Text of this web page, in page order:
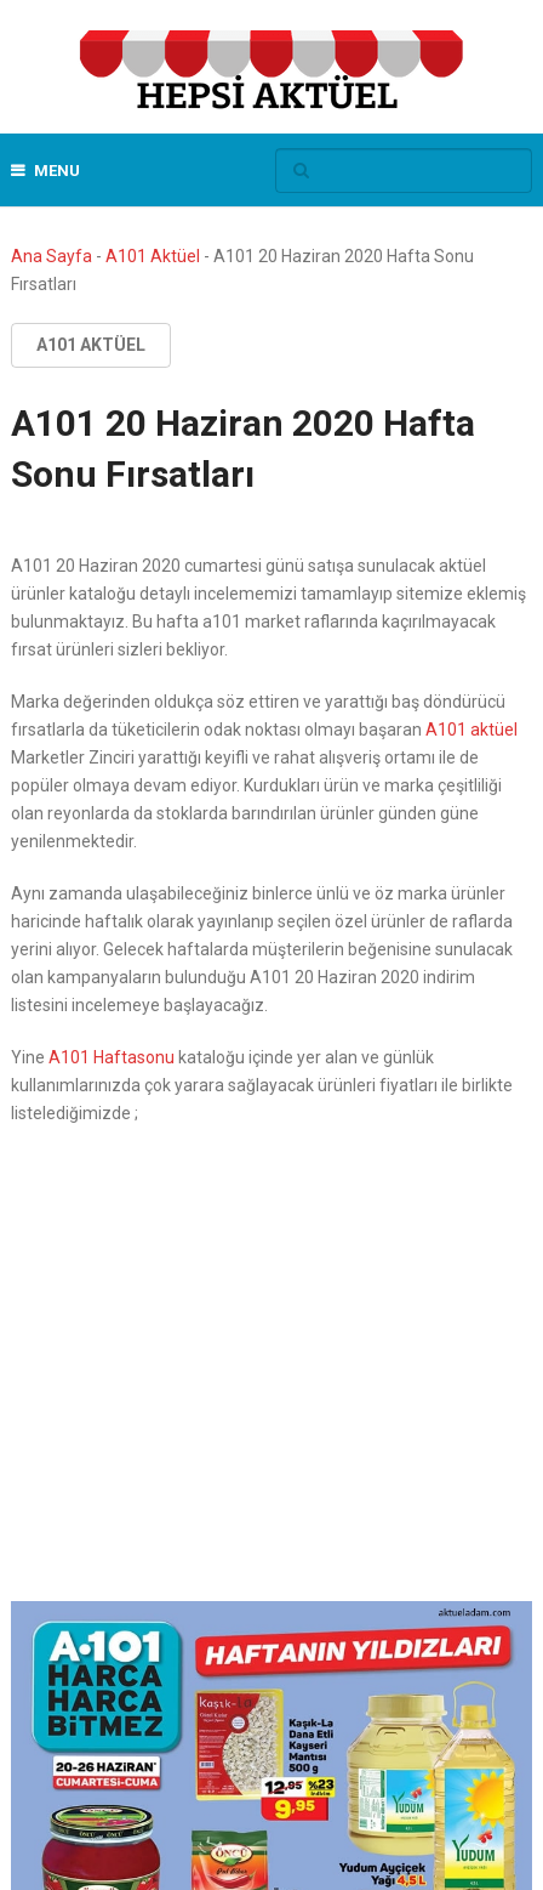
MENU
Ana Sayfa - A101 Aktüel - A101 20 Haziran 2020 Hafta Sonu
Fırsatları
A101 AKTÜEL
A101 20 Haziran 2020 Hafta
Sonu Fırsatları
A101 20 Haziran 2020 cumartesi günü satışa sunulacak aktüel
ürünler kataloğu detaylı incelememizi tamamlayıp sitemize eklemiş
bulunmaktayız. Bu hafta a101 market raflarında kaçırılmayacak
fırsat ürünleri sizleri bekliyor.
Marka değerinden oldukça söz ettiren ve yarattığı baş döndürücü
fırsatlarla da tüketicilerin odak noktası olmayı başaran A101 aktüel
Marketler Zinciri yarattığı keyifli ve rahat alışveriş ortamı ile de
popüler olmaya devam ediyor. Kurdukları ürün ve marka çeşitliliği
olan reyonlarda da stoklarda barındırılan ürünler günden güne
yenilenmektedir.
Aynı zamanda ulaşabileceğiniz binlerce ünlü ve öz marka ürünler
haricinde haftalık olarak yayınlanıp seçilen özel ürünler de raflarda
yerini alıyor. Gelecek haftalarda müşterilerin beğenisine sunulacak
olan kampanyaların bulunduğu A101 20 Haziran 2020 indirim
listesini incelemeye başlayacağız.
Yine A101 Haftasonu kataloğu içinde yer alan ve günlük
kullanımlarınızda çok yarara sağlayacak ürünleri fiyatları ile birlikte
listelediğimizde ;